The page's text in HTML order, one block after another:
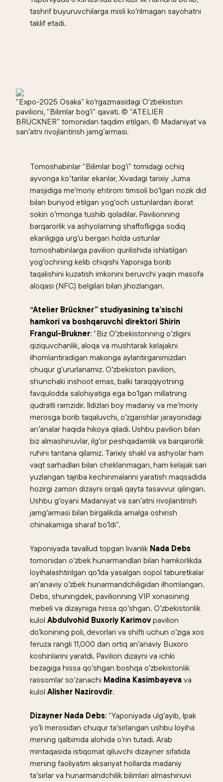
tashrif buyuruvchilarga misli ko‘rilmagan sayohatni
taklif etadi.
“Expo-2025 Osaka” ko‘rgazmasidagi O‘zbekiston
pavilioni, “Bilimlar bog‘i” qavati. © “ATELIER
BRÜCKNER” tomonidan taqdim etilgan. © Madaniyat va
san’atni rivojlantirish jamg‘armasi.
Tomoshabinlar “Bilimlar bog‘i” tomidagi ochiq
ayvonga ko‘tarilar ekanlar, Xivadagi tarixiy Juma
masjidiga me’moriy ehtirom timsoli bo‘lgan nozik did
bilan bunyod etilgan yog‘och ustunlardan iborat
sokin o‘rmonga tushib qoladilar. Pavilionning
barqarorlik va ashyolarning shaffofligiga sodiq
ekanligiga urg‘u bergan holda ustunlar
tomoshabinlarga pavilion qurilishida ishlatilgan
yog‘ochning kelib chiqishi Yaponiga borib
taqalishini kuzatish imkonini beruvchi yaqin masofa
aloqasi (NFC) belgilari bilan jihozlangan.
“Atelier Brückner” studiyasining ta’sischi
hamkori va boshqaruvchi direktori Shirin
Frangul-Brukner: “Biz O‘zbekistonning o‘zligini
qiziquvchanlik, aloqa va mushtarak kelajakni
ilhomlantiradigan makonga aylantirganimizdan
chuqur g‘ururlanamiz. O‘zbekiston pavilion,
shunchaki inshoot emas, balki taraqqiyotning
favqulodda salohiyatiga ega bo‘lgan millatning
qudratli ramzidir. Ildizlari boy madaniy va me’moriy
merosga borib taqaluvchi, o‘zgarishlar jarayonidagi
an’analar haqida hikoya qiladi. Ushbu pavilion bilan
biz almashinuvlar, ilg‘or peshqadamlik va barqarorlik
ruhini tantana qilamiz. Tarixiy shakl va ashyolar ham
vaqt sarhadlari bilan cheklanmagan, ham kelajak sari
yuzlangan tajriba kechinmalarini yaratish maqsadida
hozirgi zamon dizayni orqali qayta tasavvur qilingan.
Ushbu g‘oyani Madaniyat va san’atni rivojlantirish
jamg‘armasi bilan birgalikda amalga oshirish
chinakamiga sharaf bo‘ldi”.
Yaponiyada tavallud topgan livanlik Nada Debs
tomonidan o‘zbek hunarmandlari bilan hamkorlikda
loyihalashtirilgan qo‘lda yasalgan sopol taburetkalar
an’anaviy o‘zbek hunarmandchiligidan ilhomlangan.
Debs, shuningdek, pavilionning VIP xonasining
mebeli va dizayniga hissa qo‘shgan. O‘zbekistonlik
kulolAbdulvohid Buxoriy Karimovpavilion
do‘konining poli, devorlari va shifti uchun o‘ziga xos
feruza rangli 11,000 dan ortiq an’anaviy Buxoro
koshinlarini yaratdi. Pavilion dizayni va ichki
bezagiga hissa qo‘shgan boshqa o‘zbekistonlik
rassomlar so‘zanachi Madina Kasimbayeva va
kulolAlisher Nazirovdir.
Dizayner Nada Debs: “Yaponiyada ulg‘ayib, Ipak
yo‘li merosidan chuqur ta’sirlangan ushbu loyiha
mening qalbimda alohida o‘rin tutadi. Arab
mintaqasida istiqomat qiluvchi dizayner sifatida
mening faoliyatim aksariyat hollarda madaniy
ta’sirlar va hunarmandchilik bilimlari almashinuvi